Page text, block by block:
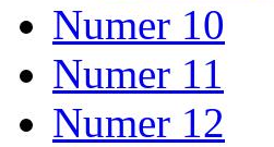
Numer 10
Numer 11
Numer 12